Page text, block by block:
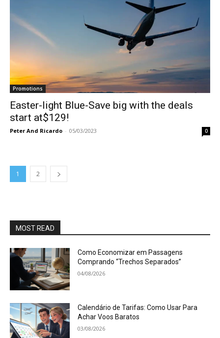
Promotions
Easter-light Blue-Save big with the deals
start at$129!
Peter And Ricardo - 05/03/2023 0
1 2
MOST READ
Como Economizar em Passagens
Comprando “Trechos Separados”
04/08/2026
Calendário de Tarifas: Como Usar Para
Achar Voos Baratos
03/08/2026